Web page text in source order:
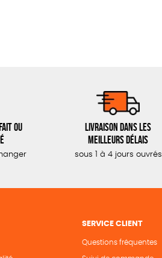
ou
Livraison dans les
meilleurs délais
sous 1 à 4 jours ouvrés
SERVICE CLIENT
Questions fréquentes